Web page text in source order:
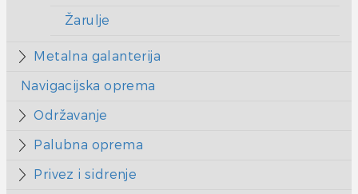
Žarulje
Metalna galanterija
Navigacijska oprema
Održavanje
Palubna oprema
Privez i sidrenje